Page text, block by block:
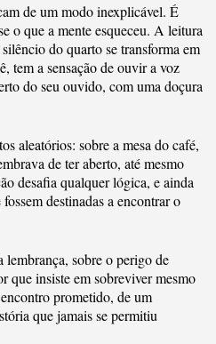
de um modo inexplicável. É
o que a mente esqueceu. A leitura
do quarto se transforma em
tem a sensação de ouvir a voz
do seu ouvido, com uma doçura
aleatórios: sobre a mesa do café,
de ter aberto, até mesmo
desafia qualquer lógica, e ainda
destinadas a encontrar o
lembrança, sobre o perigo de
que insiste em sobreviver mesmo
prometido, de um
que jamais se permitiu